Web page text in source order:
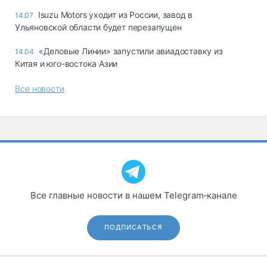
14.07
Isuzu Motors уходит из России, завод в
Ульяновской области будет перезапущен
14.04
«Деловые Линии» запустили авиадоставку из
Китая и юго-востока Азии
Все новости
Все главные новости в нашем Telegram‑канале
ПОДПИСАТЬСЯ